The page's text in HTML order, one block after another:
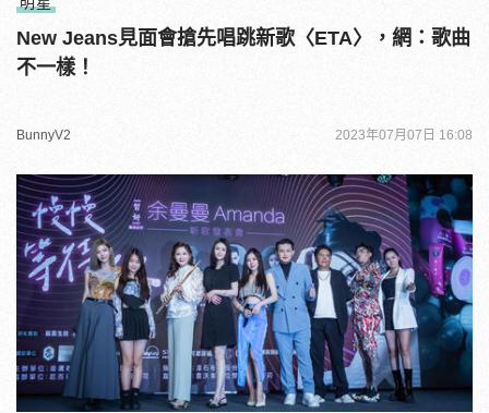
New Jeans見面會搶先唱跳新歌〈ETA〉，網：歌曲
不一樣！
BunnyV2 2023年07月07日 16:08